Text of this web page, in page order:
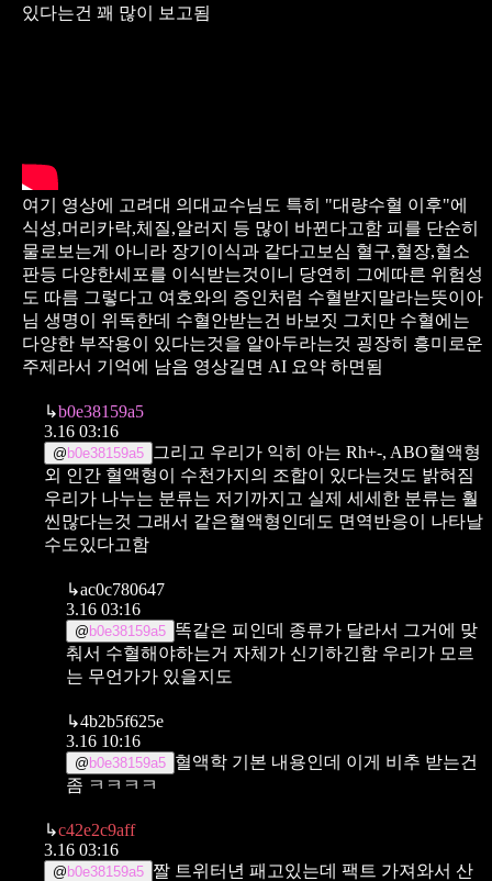
있다는건 꽤 많이 보고됨
여기 영상에 고려대 의대교수님도 특히 "대량수혈 이후"에
식성,머리카락,체질,알러지 등 많이 바뀐다고함 피를 단순히
물로보는게 아니라 장기이식과 같다고보심 혈구,혈장,혈소
판등 다양한세포를 이식받는것이니 당연히 그에따른 위험성
도 따름 그렇다고 여호와의 증인처럼 수혈받지말라는뜻이아
님 생명이 위독한데 수혈안받는건 바보짓 그치만 수혈에는
다양한 부작용이 있다는것을 알아두라는것 굉장히 흥미로운
주제라서 기억에 남음 영상길면 AI 요약 하면됨
↳b0e38159a5
3.16 03:16
@ b0e38159a5
그리고 우리가 익히 아는 Rh+-, ABO혈액형
외 인간 혈액형이 수천가지의 조합이 있다는것도 밝혀짐
우리가 나누는 분류는 저기까지고 실제 세세한 분류는 훨
씬많다는것 그래서 같은혈액형인데도 면역반응이 나타날
수도있다고함
↳ac0c780647
3.16 03:16
@ b0e38159a5 똑같은 피인데 종류가 달라서 그거에 맞
춰서 수혈해야하는거 자체가 신기하긴함 우리가 모르
는 무언가가 있을지도
↳4b2b5f625e
3.16 10:16
@ b0e38159a5 혈액학 기본 내용인데 이게 비추 받는건
좀 ㅋㅋㅋㅋ
↳c42e2c9aff
3.16 03:16
@ b0e38159a5 짤 트위터년 패고있는데 팩트 가져와서 산